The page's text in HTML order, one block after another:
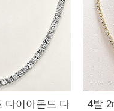
다이아몬드 다
4발